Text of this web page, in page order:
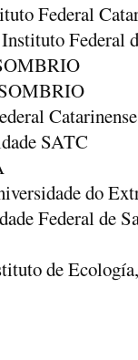
Federal
Federal
SATC
do
Federal de
de